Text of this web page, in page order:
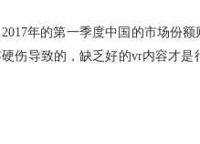
年的第一季度中国的市场份额
伤导致的，缺乏好的vr内容才是